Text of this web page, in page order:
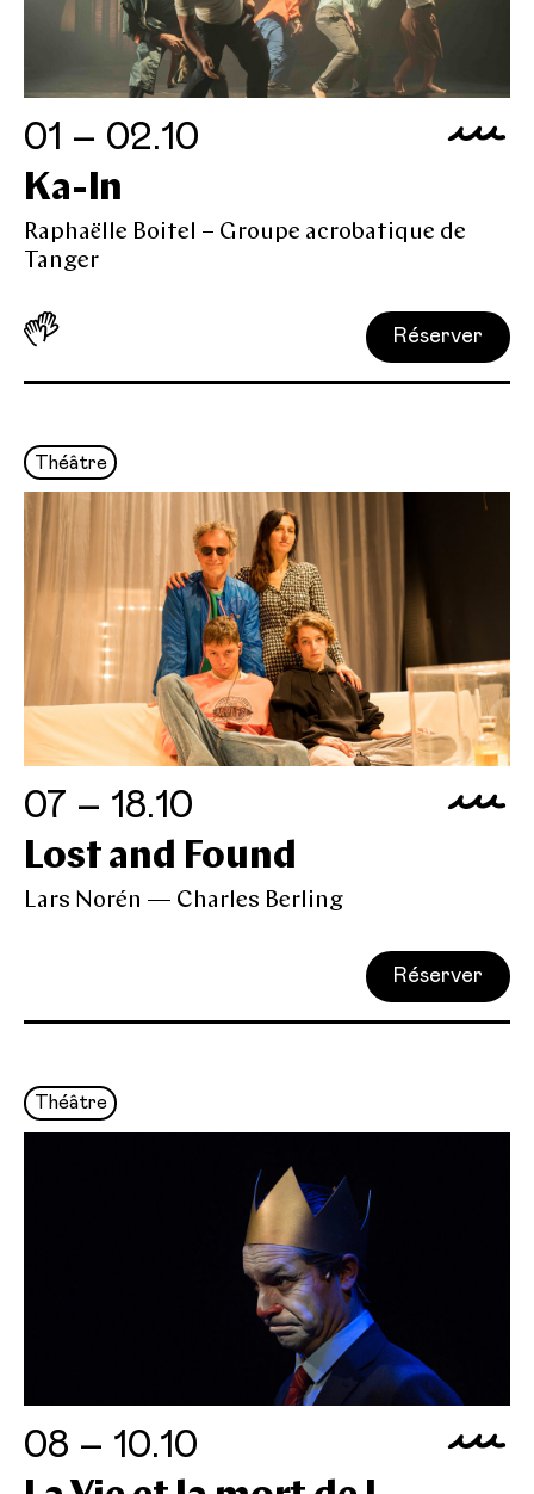
01 – 02.10
Ka-In
Raphaëlle Boitel – Groupe acrobatique de
Tanger
Réserver
Théâtre
07 – 18.10
Lost and Found
Lars Norén — Charles Berling
Réserver
Théâtre
08 – 10.10